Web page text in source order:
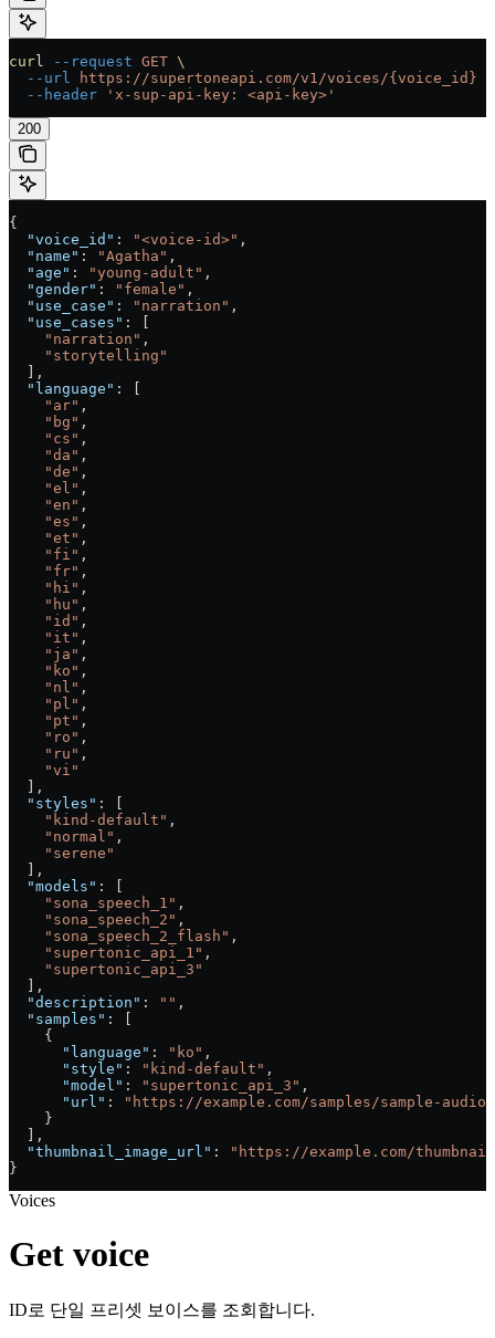
curl --request GET \
  --url
https://supertoneapi.com/v1/voices/{voice_id}
  --header
'x-sup-api-key: <api-key>'
200
{
  "voice_id"
: "<voice-id>" ,
  "name"
: "Agatha" ,
  "age"
: "young-adult" ,
  "gender"
: "female" ,
  "use_case"
: "narration" ,
  "use_cases"
: [
    "narration"
,
    "storytelling"
  ],
  "language"
: [
    "ar"
,
    "bg"
,
    "cs"
,
    "da"
,
    "de"
,
    "el"
,
    "en"
,
    "es"
,
    "et"
,
    "fi"
,
    "fr"
,
    "hi"
,
    "hu"
,
    "id"
,
    "it"
,
    "ja"
,
    "ko"
,
    "nl"
,
    "pl"
,
    "pt"
,
    "ro"
,
    "ru"
,
    "vi"
  ],
  "styles"
: [
    "kind-default"
,
    "normal"
,
    "serene"
  ],
  "models"
: [
    "sona_speech_1"
,
    "sona_speech_2"
,
    "sona_speech_2_flash"
,
    "supertonic_api_1"
,
    "supertonic_api_3"
  ],
  "description"
: "" ,
  "samples"
: [
    {
      "language"
: "ko" ,
      "style"
: "kind-default" ,
      "model"
: "supertonic_api_3" ,
      "url"
:
"https://example.com/samples/sample-
    }
  ],
  "thumbnail_image_url"
:
"https://example.com/
}
Voices
Get voice
ID로 단일 프리셋 보이스를 조회합니다.